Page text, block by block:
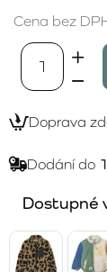
Cena bez
Doprava
Dodání do
Dostupné